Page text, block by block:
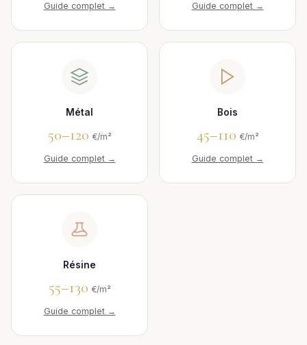
Guide complet → Guide complet →
Métal
50–120 €/m²
Guide complet →
Bois
45–110 €/m²
Guide complet →
Résine
55–130 €/m²
Guide complet →